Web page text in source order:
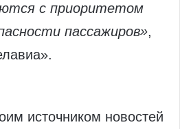
с приоритетом
пассажиров»,
источником новостей